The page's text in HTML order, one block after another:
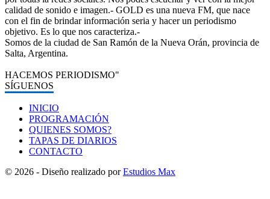
calidad de sonido e imagen.- GOLD es una nueva FM, que nace
con el fin de brindar información seria y hacer un periodismo
objetivo. Es lo que nos caracteriza.-
Somos de la ciudad de San Ramón de la Nueva Orán, provincia de
Salta, Argentina.
HACEMOS PERIODISMO"
SÍGUENOS
INICIO
PROGRAMACIÓN
QUIENES SOMOS?
TAPAS DE DIARIOS
CONTACTO
© 2026 - Diseño realizado porEstudios Max